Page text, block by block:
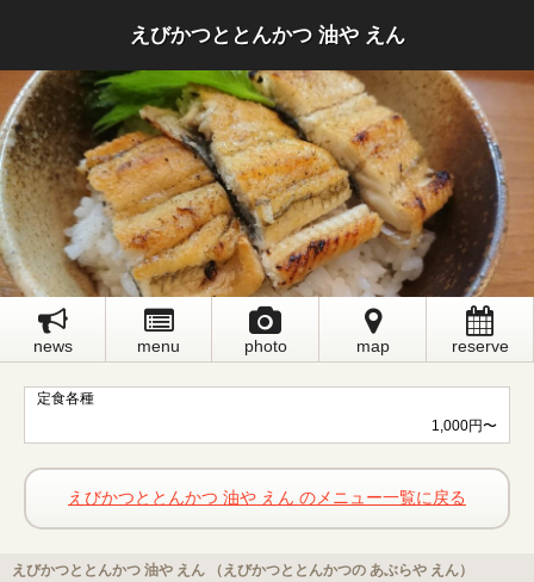
えびかつととんかつ 油や えん
news menu photo map reserve
定食各種
1,000円〜
えびかつととんかつ 油や えん のメニュー一覧に戻る
えびかつととんかつ 油や えん （えびかつととんかつの あぶらや えん）